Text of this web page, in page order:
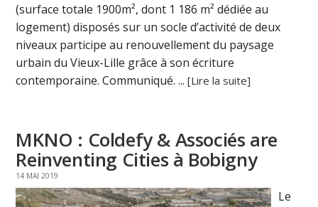
(surface totale 1900m², dont 1 186 m² dédiée au
logement) disposés sur un socle d’activité de deux
niveaux participe au renouvellement du paysage
urbain du Vieux-Lille grâce à son écriture
contemporaine. Communiqué. ...[Lire la suite]
MKNO : Coldefy & Associés are
Reinventing Cities à Bobigny
14 MAI 2019
Le